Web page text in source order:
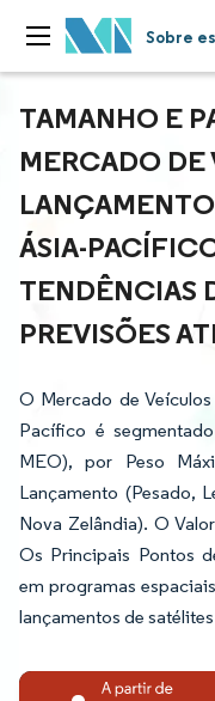
Sobre
TAMANHO E
MERCADO DE
ÁSIA-
TENDÊNCIAS
PREVISÕES
O Mercado de
Pacífico é
MEO), por Peso
Lançamento (Pesado,
Nova Zelândia). O
Os Principais Pontos
em programas
lançamentos de